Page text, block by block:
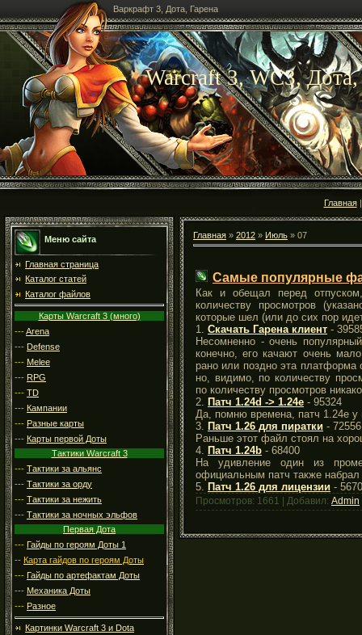
Варкрафт 3, Дота, Гарена
Warcraft 3, WC3, Дота,
Главная
Меню сайта
Главная страница
Каталог статей
Каталог файлов
Карты Warcraft 3 (много)
---Arena
--- Defense
--- Melee
--- RPG
--- TD
--- Кампании
--- Разные карты
--- Карты первой Доты
Тактики Warcraft 3
--- Тактики за альянс
--- Тактики за орду
--- Тактики за нежить
--- Тактики за ночных эльфов
Первая Дота
--- Гайды по героям Доты 1
-- Карта гайдов по героям Доты
--- Гайды по артефактам Доты
--- Механика Доты
--- Разное
Картинки Warcraft 3 и Dota
Главная » 2012 » Июль » 07
Самые популярные
Как и обещал перед
количеству просмотров
которые шел (или до сих пор
1. Скачать Гарена клиент -
Несомненно - очень
конечно, его качают очень
рано или поздно эта платформа
но, видимо, по количеству
по количеству просмотров
2. Патч 1.24d -> 1.24e - 95324
Да, помню времена, патч 1.24е у
3. Патч 1.26 для пиратки - 72556
Раньше этот файл стоял на
4. Патч 1.24b - 68400
На удивление один из
официальным патч также
5. Патч 1.26 для лицензии -
Просмотров: 1661 | Добавил: Admin